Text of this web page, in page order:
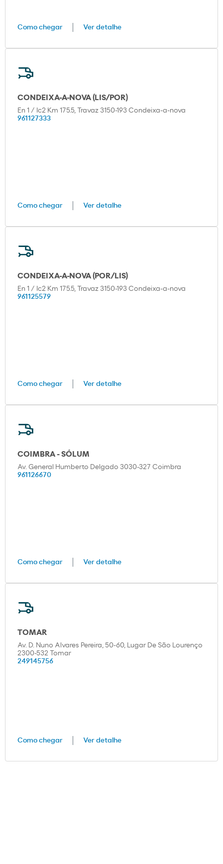
Como chegar Ver detalhe
CONDEIXA-A-NOVA (LIS/POR)
En 1 / Ic2 Km 175.5, Travaz 3150-193 Condeixa-a-nova
961127333
Como chegar Ver detalhe
CONDEIXA-A-NOVA (POR/LIS)
En 1 / Ic2 Km 175.5, Travaz 3150-193 Condeixa-a-nova
961125579
Como chegar Ver detalhe
COIMBRA - SÓLUM
Av. General Humberto Delgado 3030-327 Coimbra
961126670
Como chegar Ver detalhe
TOMAR
Av. D. Nuno Alvares Pereira, 50-60, Lugar De São Lourenço
2300-532 Tomar
249145756
Como chegar Ver detalhe